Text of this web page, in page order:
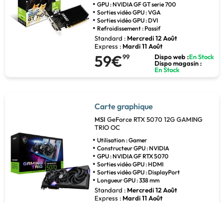
GPU : NVIDIA GF GT serie 700
Sorties vidéo GPU : VGA
Sorties vidéo GPU : DVI
Refroidissement : Passif
Standard : Mercredi 12 Août
Express : Mardi 11 Août
59€99 Dispo web :En Stock
Dispo magasin :
En Stock
Carte graphique
MSI GeForce RTX 5070 12G GAMING
TRIO OC
Utilisation : Gamer
Constructeur GPU : NVIDIA
GPU : NVIDIA GF RTX 5070
Sorties vidéo GPU : HDMI
Sorties vidéo GPU : DisplayPort
Longueur GPU : 338 mm
Standard : Mercredi 12 Août
Express : Mardi 11 Août